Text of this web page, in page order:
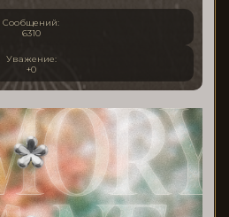
Сообщений:
6310
Уважение:
+0